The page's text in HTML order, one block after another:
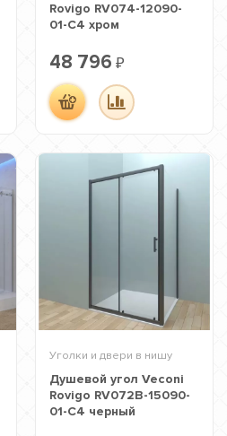
Rovigo RV074-12090-
01-C4 хром
48 796 ₽
Уголки и двери в нишу
Душевой угол Veconi
Rovigo RV072B-15090-
01-C4 черный